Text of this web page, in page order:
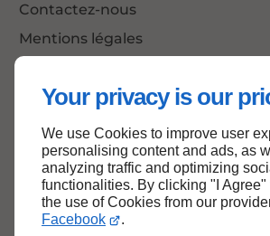
Your privacy is our
We use Cookies to improve user
personalising content and ads, as
analyzing traffic and optimizing
functionalities. By clicking "I Agree"
the use of Cookies from our
Facebook
.
Contactez-nous
Mentions légales
Haut de page